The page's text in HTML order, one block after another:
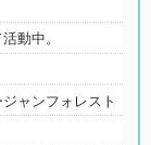
動中。
ャンフォレスト